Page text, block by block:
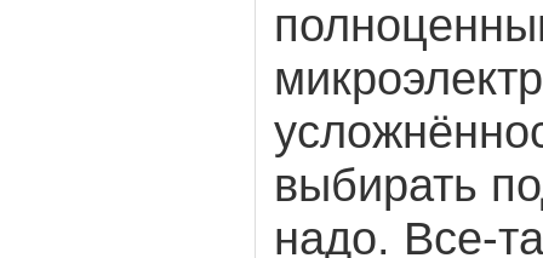
выбирать
надо. Все-